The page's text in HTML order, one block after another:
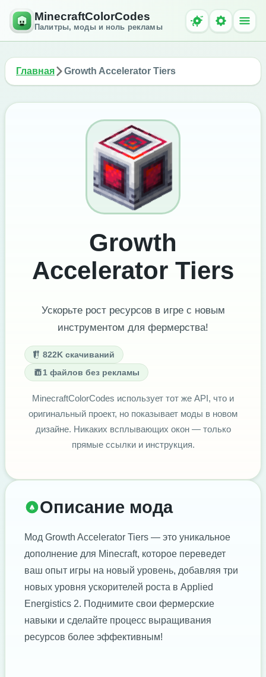
MinecraftColorCodes
Палитры, моды и ноль рекламы
Главная Growth Accelerator Tiers
Growth
Accelerator Tiers
Ускорьте рост ресурсов в игре с новым
инструментом для фермерства!
822K скачиваний
1 файлов без рекламы
MinecraftColorCodes использует тот же API, что и
оригинальный проект, но показывает моды в новом
дизайне. Никаких всплывающих окон — только
прямые ссылки и инструкция.
Описание мода
Мод Growth Accelerator Tiers — это уникальное
дополнение для Minecraft, которое переведет
ваш опыт игры на новый уровень, добавляя три
новых уровня ускорителей роста в Applied
Energistics 2. Поднимите свои фермерские
навыки и сделайте процесс выращивания
ресурсов более эффективным!